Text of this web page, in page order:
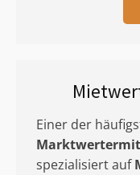
Einer der
spezialisiert auf